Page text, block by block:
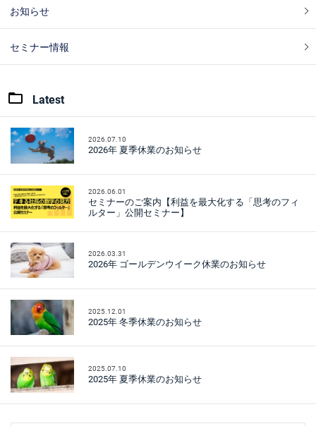
お知らせ
セミナー情報
Latest
2026.07.10
2026年 夏季休業のお知らせ
2026.06.01
セミナーのご案内【利益を最大化する「思考のフィ
ルター」公開セミナー】
2026.03.31
2026年 ゴールデンウイーク休業のお知らせ
2025.12.01
2025年 冬季休業のお知らせ
2025.07.10
2025年 夏季休業のお知らせ